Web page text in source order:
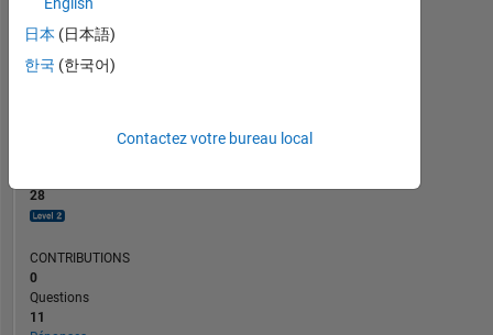
RANG
253
28
CONTRIBUTIONS
0
Questions
11
English
日本 (日本語)
한국 (한국어)
Contactez votre bureau local